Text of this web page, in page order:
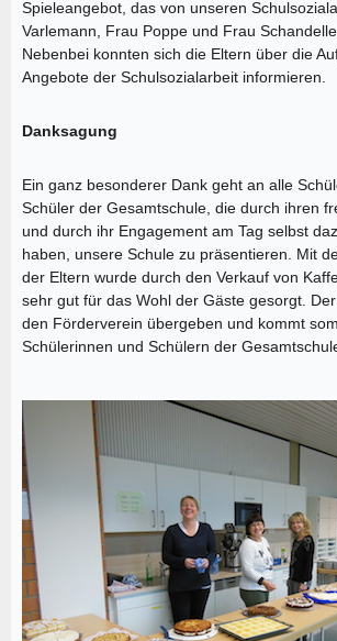
Spieleangebot, das von unseren
Varlemann, Frau Poppe und Frau
Nebenbei konnten sich die Eltern über die
Angebote der Schulsozialarbeit informieren.
Danksagung
Ein ganz besonderer Dank geht an alle
Schüler der Gesamtschule, die durch ihren
und durch ihr Engagement am Tag selbst
haben, unsere Schule zu präsentieren. Mit
der Eltern wurde durch den Verkauf von
sehr gut für das Wohl der Gäste gesorgt.
den Förderverein übergeben und kommt
Schülerinnen und Schülern der